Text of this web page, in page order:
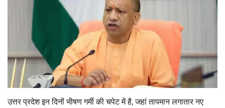
उत्तर प्रदेश इन दिनों भीषण गर्मी की चपेट में है, जहां तापमान लगातार नए